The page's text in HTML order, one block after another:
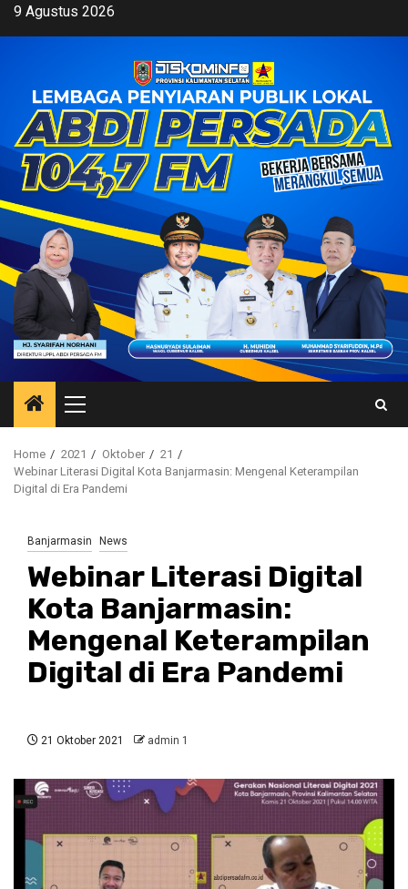
Skip9 Agustus 2026
Primary
Menu
Home 2021 Oktober
21
Webinar Literasi Digital Kota Banjarmasin: Mengenal Keterampilan
Digital di Era Pandemi
Banjarmasin News
Webinar Literasi Digital
Kota Banjarmasin:
Mengenal Keterampilan
Digital di Era Pandemi
21 Oktober 2021 admin 1